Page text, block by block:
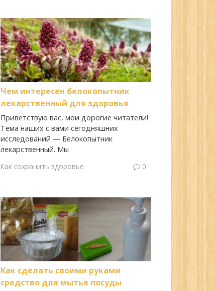
Чем интересен белокопытник
лекарственный для здоровья
Приветствую вас, мои дорогие читатели!
Тема наших с вами сегодняшних
исследований — Белокопытник
лекарственный. Мы
Как сохранить здоровье
0
Как сделать своими руками
средство для мытья посуды